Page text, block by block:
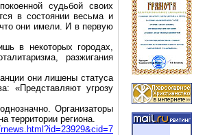
судьбой своих
в состоянии весьма и
они имели. И в первую
в некоторых городах,
разжигания
они лишены статуса
«Представляют угрозу
Организаторы
территории региона.